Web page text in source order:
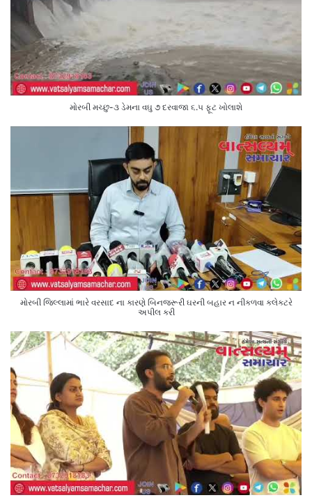
મોરબી મચ્છુ-૩ ડેમના વઘુ ૭ દરવાજા ૬.૫ ફૂટ ખોલાશે
મોરબી જિલ્લામાં ભારે વરસાદ ના કારણે બિનજરૂરી ઘરની બહાર ન નીકળવા કલેક્ટરે
અપીલ કરી